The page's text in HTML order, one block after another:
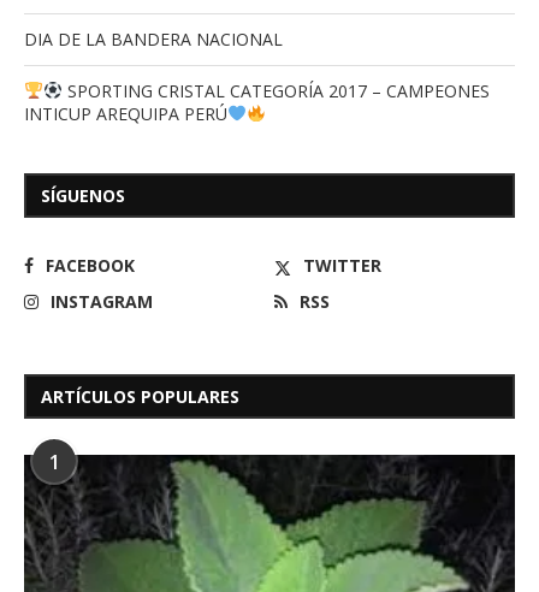
DIA DE LA BANDERA NACIONAL
SPORTING CRISTAL CATEGORÍA 2017 – CAMPEONES
INTICUP AREQUIPA PERÚ
SÍGUENOS
FACEBOOK
TWITTER
INSTAGRAM
RSS
ARTÍCULOS POPULARES
1